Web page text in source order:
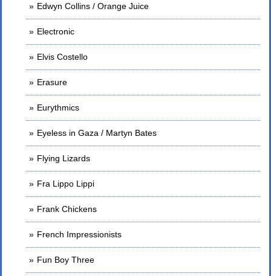
Edwyn Collins / Orange Juice
Electronic
Elvis Costello
Erasure
Eurythmics
Eyeless in Gaza / Martyn Bates
Flying Lizards
Fra Lippo Lippi
Frank Chickens
French Impressionists
Fun Boy Three